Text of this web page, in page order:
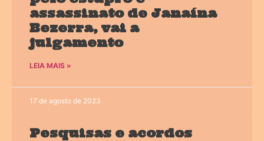
assassinato de Janaína
Bezerra, vai a
julgamento
LEIA MAIS »
17 de agosto de 2023
Pesquisas e acordos